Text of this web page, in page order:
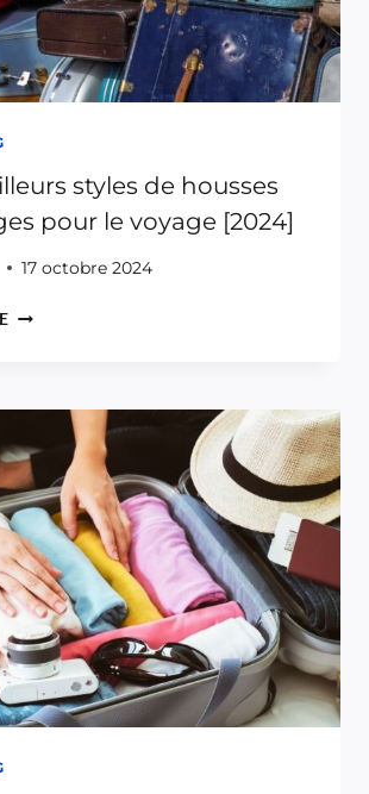
styles de housses
pour le voyage [2024]
17 octobre 2024
LES
DE
HOUSSES
DE
BAGAGES
POUR
LE
VOYAGE
[2024]